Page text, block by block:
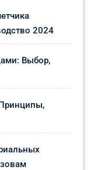
2024
Выбор,